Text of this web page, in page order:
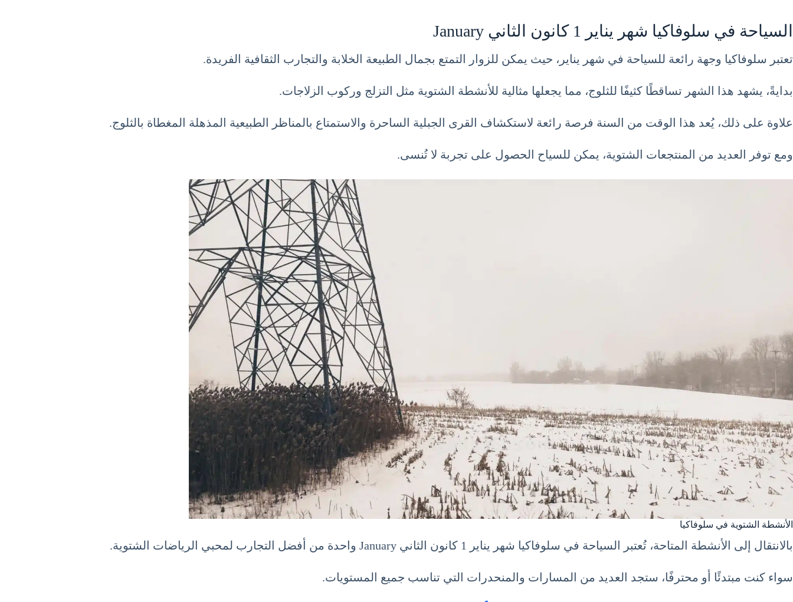
السياحة في سلوفاكيا شهر يناير 1 كانون الثاني January
تعتبر سلوفاكيا وجهة رائعة للسياحة في شهر يناير، حيث يمكن للزوار التمتع بجمال الطبيعة الخلابة والتجارب الثقافية الفريدة.
بدايةً، يشهد هذا الشهر تساقطًا كثيفًا للثلوج، مما يجعلها مثالية للأنشطة الشتوية مثل التزلج وركوب الزلاجات.
علاوة على ذلك، يُعد هذا الوقت من السنة فرصة رائعة لاستكشاف القرى الجبلية الساحرة والاستمتاع بالمناظر الطبيعية المذهلة المغطاة بالثلوج.
ومع توفر العديد من المنتجعات الشتوية، يمكن للسياح الحصول على تجربة لا تُنسى.
الأنشطة الشتوية في سلوفاكيا
بالانتقال إلى الأنشطة المتاحة، تُعتبر السياحة في سلوفاكيا شهر يناير 1 كانون الثاني January واحدة من أفضل التجارب لمحبي الرياضات الشتوية.
سواء كنت مبتدئًا أو محترفًا، ستجد العديد من المسارات والمنحدرات التي تناسب جميع المستويات.